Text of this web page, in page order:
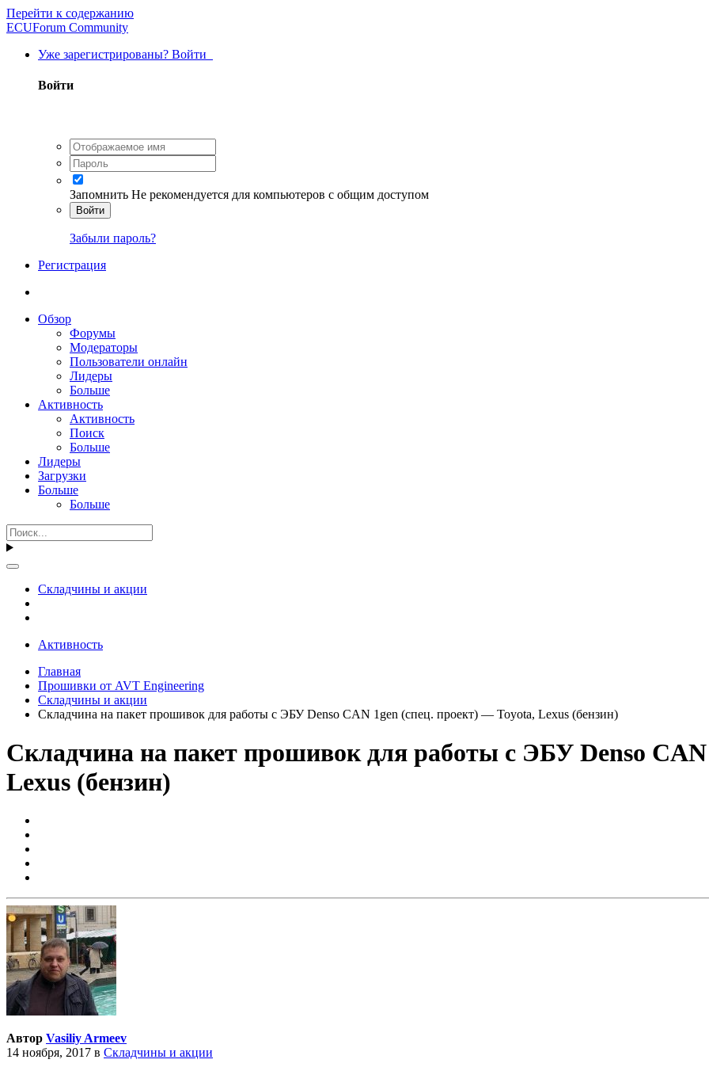
Перейти к содержанию
ECUForum Community
Уже зарегистрированы? Войти
Войти
Запомнить Не рекомендуется для компьютеров с общим доступом
Войти
Забыли пароль?
Регистрация
Обзор
Форумы
Модераторы
Пользователи онлайн
Лидеры
Больше
Активность
Активность
Поиск
Больше
Лидеры
Загрузки
Больше
Больше
Складчины и акции
Активность
Главная
Прошивки от AVT Engineering
Складчины и акции
Складчина на пакет прошивок для работы с ЭБУ Denso CAN 1gen (спец. проект) — Toyota, Lexus (бензин)
Складчина на пакет прошивок для работы с ЭБУ Denso
Lexus (бензин)
Автор Vasiliy Armeev
14 ноября, 2017 в Складчины и акции